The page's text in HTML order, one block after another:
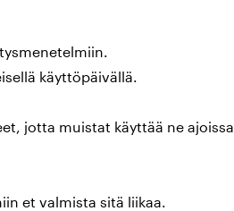
käyttöpäivällä.
jotta muistat käyttää ne ajoissa.
et valmista sitä liikaa.